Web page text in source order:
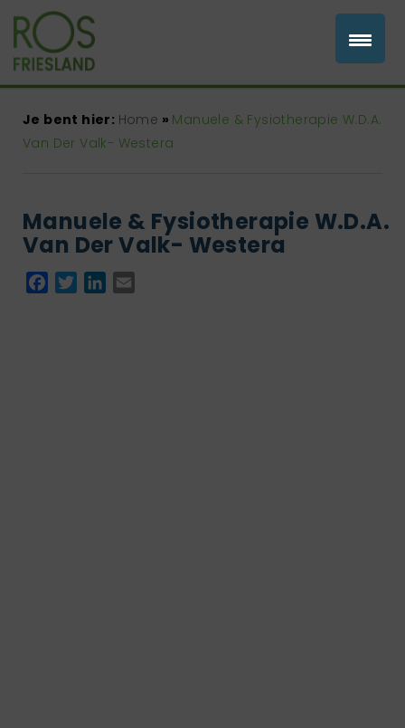
Je bent hier: Home » Manuele & Fysiotherapie W.D.A.
Van Der Valk- Westera
Manuele & Fysiotherapie W.D.A.
Van Der Valk- Westera
Facebook
TwitterLinkedIn